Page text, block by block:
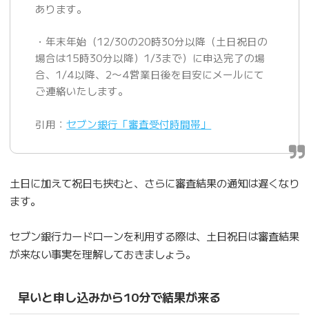
あります。
・年末年始（12/30の20時30分以降（土日祝日の
場合は15時30分以降）1/3まで）に申込完了の場
合、1/4以降、2〜4営業日後を目安にメールにて
ご連絡いたします。
引用：セブン銀行「審査受付時間帯」
土日に加えて祝日も挟むと、さらに審査結果の通知は遅くなり
ます。
セブン銀行カードローンを利用する際は、土日祝日は審査結果
が来ない事実を理解しておきましょう。
早いと申し込みから10分で結果が来る